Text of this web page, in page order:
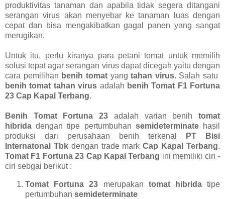
produktivitas tanaman dan apabila tidak segera ditangani
serangan virus akan menyebar ke tanaman luas dengan
cepat dan bisa mengakibatkan gagal panen yang sangat
merugikan.
Untuk itu, perlu kiranya para petani tomat untuk memilih
solusi tepat agar serangan virus dapat dicegah yaitu dengan
cara pemilihan benih tomatyangtahan virus. Salah satu
benih tomat tahan virus adalah benih Tomat F1 Fortuna
23 Cap Kapal Terbang.
Benih Tomat Fortuna 23 adalah varian benihtomat
hibrida dengan tipe pertumbuhan semideterminatehasil
produksi dari perusahaan benih terkenal
PT Bisi
Internatonal Tbkdengan trade markCap Kapal Terbang.
Tomat F1 Fortuna 23 Cap Kapal Terbang ini memiliki ciri -
ciri sebgai berikut :
Tomat Fortuna 23 merupakan tomat hibridatipe
pertumbuhan semideterminate